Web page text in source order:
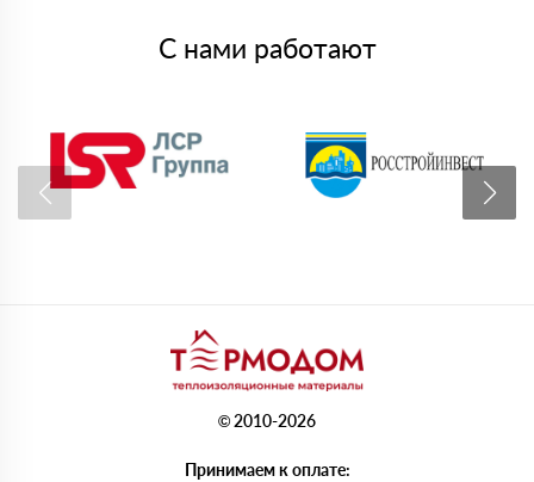
С нами работают
© 2010-2026
Принимаем к оплате: